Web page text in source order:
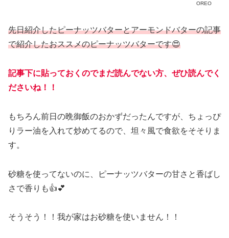
OREO
先日紹介したピーナッツバターとアーモンドバターの記事
で紹介したおススメのピーナッツバターです😍
記事下に貼っておくのでまだ読んでない方、ぜひ読んでく
ださいね！！
もちろん前日の晩御飯のおかずだったんですが、ちょっぴ
りラー油を入れて炒めてるので、坦々風で食欲をそそりま
す。
砂糖を使ってないのに、ピーナッツバターの甘さと香ばし
さで香りも👍💕
そうそう！！我が家はお砂糖を使いません！！